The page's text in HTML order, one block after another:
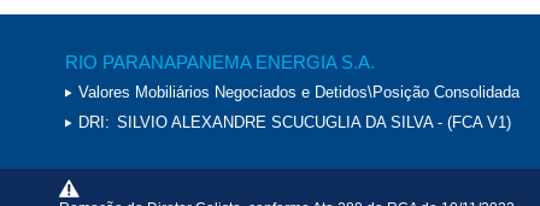
RIO PARANAPANEMA ENERGIA S.A.
Valores Mobiliários Negociados e Detidos\Posição Consolidada
DRI: SILVIO ALEXANDRE SCUCUGLIA DA SILVA - (FCA V1)